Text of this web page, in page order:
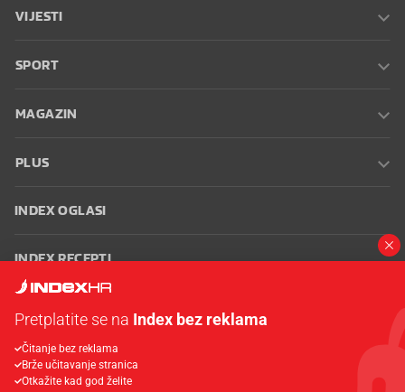
VIJESTI
SPORT
MAGAZIN
PLUS
INDEX OGLASI
INDEX RECEPTI
Oglašavanje Zaposli se na Indexu
korištenja
Postavke kolačića
Pretplatite se na Index bez reklama
Čitanje bez reklama
Brže učitavanje stranica
Otkažite kad god želite